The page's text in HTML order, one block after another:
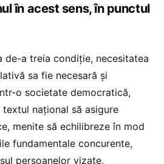
în acest sens, în punctul
de-a treia condiție, necesitatea
sa fie necesară și
o societate democratică,
național să asigure
menite să echilibreze în mod
fundamentale concurente,
persoanelor vizate,